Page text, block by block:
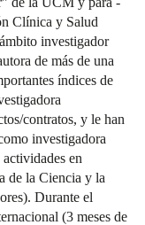
Clínica y Salud
investigador
de más de una
índices de
contratos, y le han
investigadora
en
de la Ciencia y la
Durante el
(3 meses de